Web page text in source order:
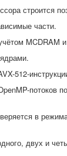
строится
части.
MCDRAM
512-
потоков
в
двух и